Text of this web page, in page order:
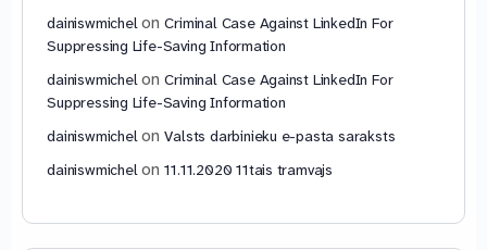
dainiswmichelonCriminal Case Against LinkedIn For
Suppressing Life-Saving Information
dainiswmichelonCriminal Case Against LinkedIn For
Suppressing Life-Saving Information
dainiswmichelonValsts darbinieku e-pasta saraksts
dainiswmichelon11.11.2020 11tais tramvajs